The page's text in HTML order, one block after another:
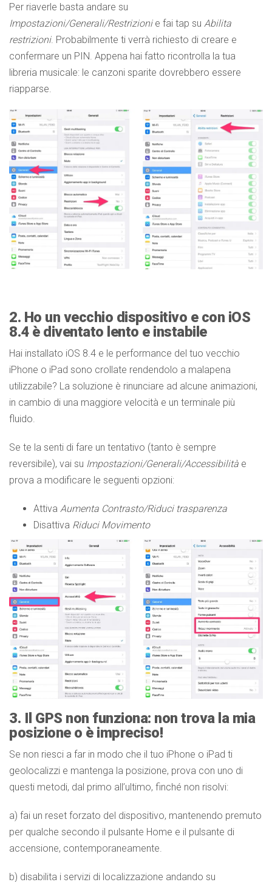
Per riaverle basta andare su
Impostazioni/Generali/Restrizionie fai tap su Abilita
restrizioni. Probabilmente ti verrà richiesto di creare e
confermare un PIN. Appena hai fatto ricontrolla la tua
libreria musicale: le canzoni sparite dovrebbero essere
riapparse.
2. Ho un vecchio dispositivo e con iOS
8.4 è diventato lento e instabile
Hai installato iOS 8.4 e le performance del tuo vecchio
iPhone o iPad sono crollate rendendolo a malapena
utilizzabile? La soluzione è rinunciare ad alcune animazioni,
in cambio di una maggiore velocità e un terminale più
fluido.
Se te la senti di fare un tentativo (tanto è sempre
reversibile), vai su Impostazioni/Generali/Accessibilità e
prova a modificare le seguenti opzioni:
Attiva Aumenta Contrasto/Riduci trasparenza
Disattiva Riduci Movimento
3. Il GPS non funziona: non trova la mia
posizione o è impreciso!
Se non riesci a far in modo che il tuo iPhone o iPad ti
geolocalizzi e mantenga la posizione, prova con uno di
questi metodi, dal primo all’ultimo, finché non risolvi:
a) fai un reset forzato del dispositivo, mantenendo premuto
per qualche secondo il pulsante Home e il pulsante di
accensione, contemporaneamente.
b) disabilita i servizi di localizzazione andando su